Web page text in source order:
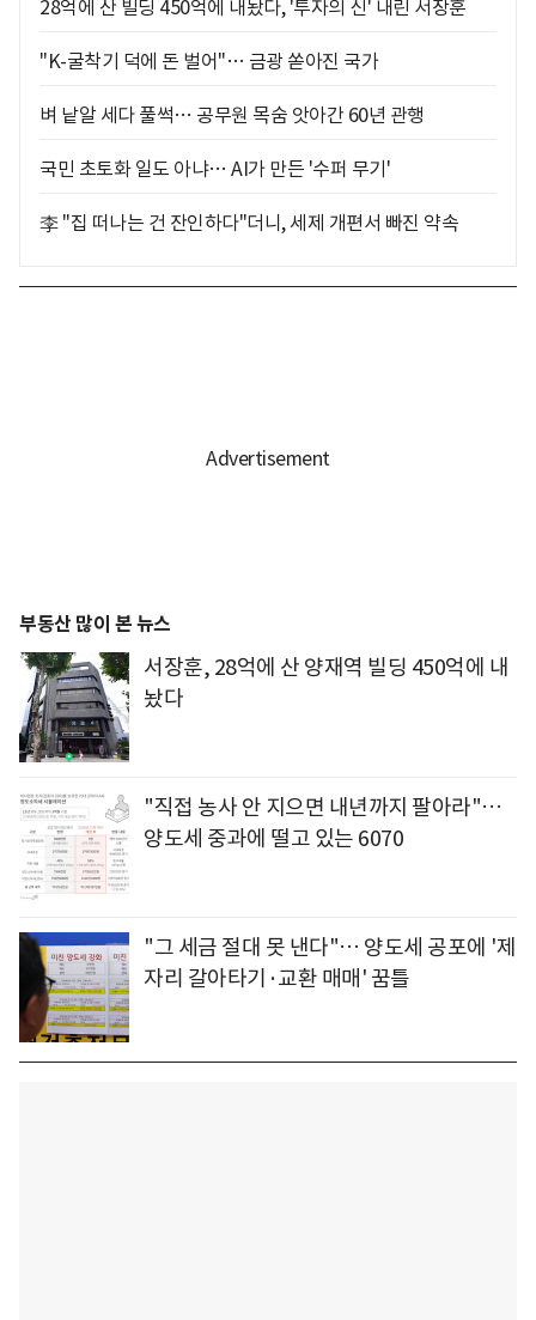
28억에 산 빌딩 450억에 내놨다, '투자의 신' 내린 서장훈
"K-굴착기 덕에 돈 벌어"… 금광 쏟아진 국가
벼 낱알 세다 풀썩… 공무원 목숨 앗아간 60년 관행
국민 초토화 일도 아냐… AI가 만든 '수퍼 무기'
李 "집 떠나는 건 잔인하다"더니, 세제 개편서 빠진 약속
부동산 많이 본 뉴스
서장훈, 28억에 산 양재역 빌딩 450억에 내
놨다
"직접 농사 안 지으면 내년까지 팔아라"…
양도세 중과에 떨고 있는 6070
"그 세금 절대 못 낸다"… 양도세 공포에 '제
자리 갈아타기·교환 매매' 꿈틀